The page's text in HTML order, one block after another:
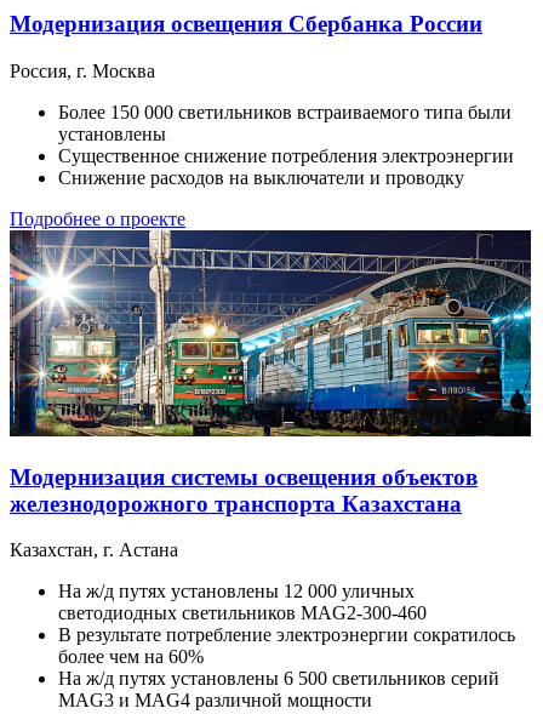
Модернизация освещения Сбербанка России
Россия, г. Москва
Более 150 000 светильников встраиваемого типа были
установлены
Существенное снижение потребления электроэнергии
Снижение расходов на выключатели и проводку
Подробнее о проекте
Модернизация системы освещения объектов
железнодорожного транспорта Казахстана
Казахстан, г. Астана
На ж/д путях установлены 12 000 уличных
светодиодных светильников MAG2-300-460
В результате потребление электроэнергии сократилось
более чем на 60%
На ж/д путях установлены 6 500 светильников серий
MAG3 и MAG4 различной мощности